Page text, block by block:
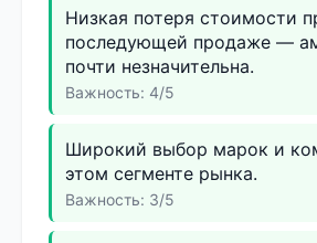
Низкая потеря стоимости
последующей продаже —
почти незначительна.
Важность: 4/5
Широкий выбор марок и
этом сегменте рынка.
Важность: 3/5